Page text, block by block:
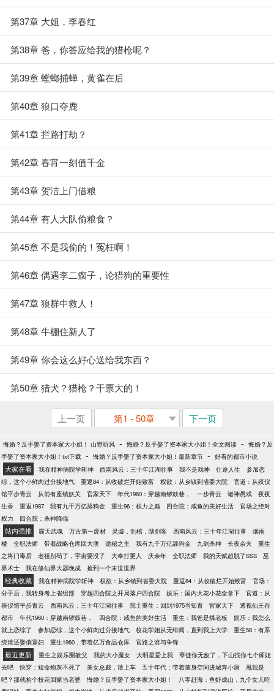
第37章 大姐，李春红
第38章 爸，你答应给我的猎枪呢？
第39章 螳螂捕蝉，黄雀在后
第40章 狼口夺鹿
第41章 拦路打劫？
第42章 春宵一刻值千金
第43章 贺洁上门借粮
第44章 有人大队偷粮食？
第45章 不是我偷的！冤枉啊！
第46章 偶遇李二瘸子，论猎狗的重要性
第47章 狼群中救人！
第48章 牛棚住新人了
第49章 你会这么好心送给我东西？
第50章 猎犬？猎枪？干票大的！
上一页 第1 - 50章 下一页
悔婚？反手娶了资本家大小姐！ 山野听风 - 悔婚？反手娶了资本家大小姐！全文阅读 - 悔婚？反
手娶了资本家大小姐！txt下载 - 悔婚？反手娶了资本家大小姐！最新章节 - 好看的都市小说
大家在看 我在精神病院学斩神 西南风云：三十年江湖往事 我不是戏神 仕途人生
参加恋
综，这个小鲜肉过分接地气
重返84：从收破烂开始致富 权欲：从乡镇到省委大院
官道：从殡仪
馆平步青云
从前有座镇妖关 官家天下 年代1960：穿越南锣鼓巷， 一步青云 诸神愚戏
夜夜
生香
重返1987 我有九千万亿舔狗金 重生96：权力之巅 四合院：咸鱼的美好生活
官场之绝对
权力
四合院：杀神降临
站内强推 霸天武魂 万古第一废材 灵墟，剑棺，瞎剑客 西南风云：三十年江湖往事
烟雨
楼
全职法师 带着战略仓库回大唐 诡秘之主 我有九千万亿舔狗金 九剑杀神 长夜余火
重生
之将门毒后
老祖别苟了，宇宙要没了 大奉打更人 庆余年 全职法师 我的天赋超脱了SSS
巫
界术士
我在修仙界大器晚成 捡到一个末世世界
经典收藏 我在精神病院学斩神 权欲：从乡镇到省委大院 重返84：从收破烂开始致富
官场：
分手后，我转身考上省组部
穿越四合院之开局落户四合院 娱乐：国内大花小花全拿下
官道：从
殡仪馆平步青云
西南风云：三十年江湖往事 院士重生：回到1975当知青 官家天下
透视仙王在
都市
年代1960：穿越南锣鼓巷， 四合院：咸鱼的美好生活 重生：我爸是煤老板
娱乐：我怎么
就上恋综了
参加恋综，这个小鲜肉过分接地气 校花学姐从无绯闻，直到我上大学
重生58：有系
统谁还娶俏寡妇
重生1960，带着亿万食品仓库 官路之谁与争锋
最近更新 重生之娱乐圈教父 我的大小魔女 大明星爱上我
孽徒你无敌了，下山找你七个师姐
去吧
快穿：短命炮灰不死了 美女总裁，请上车 五十年代：带着随身空间进城奔小康
甩我是
吧？那就捡个校花回家当老婆
悔婚？反手娶了资本家大小姐！
八零赶海：鱼虾成山，九个女儿吃